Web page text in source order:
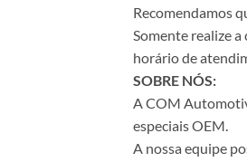
Recomendamos
Somente realize
horário de
SOBRE NÓS:
A COM
especiais OEM.
A nossa equipe